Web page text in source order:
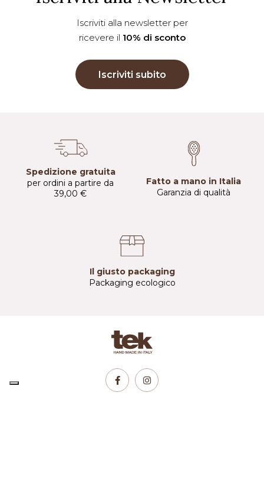
Iscriviti alla newsletter per
ricevere il 10% di sconto
Iscriviti subito
Spedizione gratuita
per ordini a partire da
39,00 €
Fatto a mano in Italia
Garanzia di qualità
Il giusto packaging
Packaging ecologico